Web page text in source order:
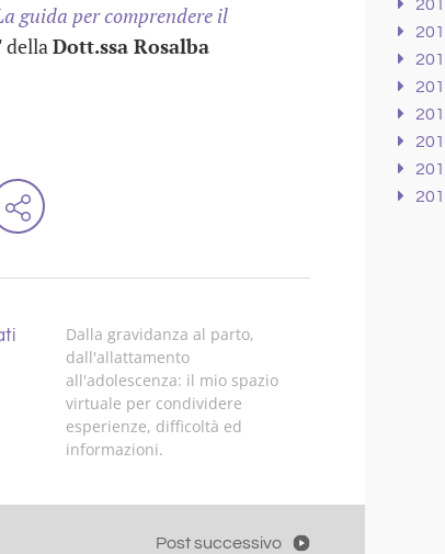
guida per comprendere il
'dellaDott.ssa Rosalba
Dalla gravidanza al parto,
dall'allattamento
all'adolescenza: il mio spazio
virtuale per condividere
esperienze, difficoltà ed
informazioni.
Post successivo